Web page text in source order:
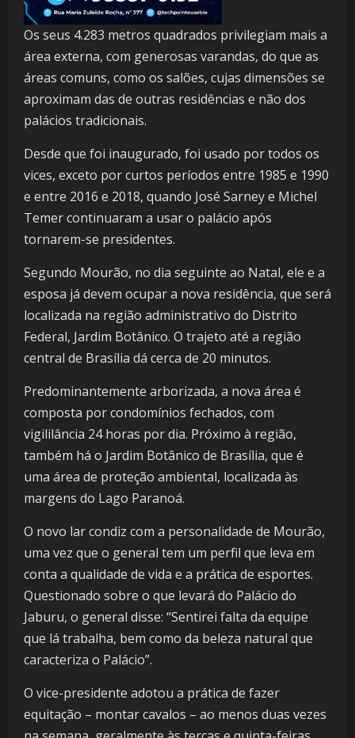
Os seus 4.283 metros quadrados privilegiam mais a
área externa, com generosas varandas, do que as
áreas comuns, como os salões, cujas dimensões se
aproximam das de outras residências e não dos
palácios tradicionais.
Desde que foi inaugurado, foi usado por todos os
vices, exceto por curtos períodos entre 1985 e 1990
e entre 2016 e 2018, quando José Sarney e Michel
Temer continuaram a usar o palácio após
tornarem-se presidentes.
Segundo Mourão, no dia seguinte ao Natal, ele e a
esposa já devem ocupar a nova residência, que será
localizada na região administrativo do Distrito
Federal, Jardim Botânico. O trajeto até a região
central de Brasília dá cerca de 20 minutos.
Predominantemente arborizada, a nova área é
composta por condomínios fechados, com
vigililância 24 horas por dia. Próximo à região,
também há o Jardim Botânico de Brasília, que é
uma área de proteção ambiental, localizada às
margens do Lago Paranoá.
O novo lar condiz com a personalidade de Mourão,
uma vez que o general tem um perfil que leva em
conta a qualidade de vida e a prática de esportes.
Questionado sobre o que levará do Palácio do
Jaburu, o general disse: “Sentirei falta da equipe
que lá trabalha, bem como da beleza natural que
caracteriza o Palácio”.
O vice-presidente adotou a prática de fazer
equitação – montar cavalos – ao menos duas vezes